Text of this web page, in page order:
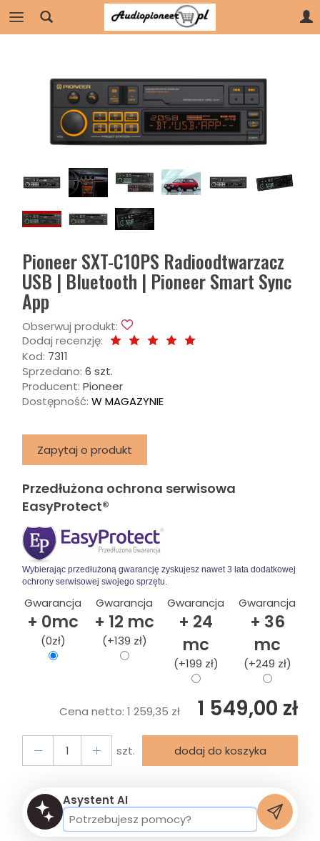
Pioneer SXT-C10PS Radioodtwarzacz
USB | Bluetooth | Pioneer Smart Sync
App
Obserwuj produkt:
Dodaj recenzję:
Kod: 7311
Sprzedano: 6 szt.
Producent: Pioneer
Dostępność: W MAGAZYNIE
Zapytaj o produkt
Przedłużona ochrona serwisowa
EasyProtect®
Wybierając przedłużoną gwarancję zyskujesz nawet 3 lata dodatkowej
ochrony serwisowej swojego sprzętu.
Gwarancja
+ 0mc
(0zł)
Gwarancja
+ 12 mc
(+139 zł)
Gwarancja
+ 24
mc
(+199 zł)
Gwarancja
+ 36
mc
(+249 zł)
Cena netto: 1 259,35 zł 1 549,00 zł
szt. dodaj do koszyka
Asystent AI